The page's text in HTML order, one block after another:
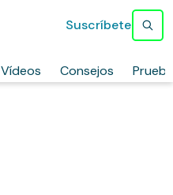
Vídeos Consejos
Suscríbete